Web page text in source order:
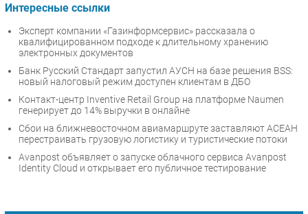
Интересные ссылки
Эксперт компании «Газинформсервис» рассказала о
квалифицированном подходе к длительному хранению
электронных документов
Банк Русский Стандарт запустил АУСН на базе решения BSS:
новый налоговый режим доступен клиентам в ДБО
Контакт-центр Inventive Retail Group на платформе Naumen
генерирует до 14% выручки в онлайне
Сбои на ближневосточном авиамаршруте заставляют АСЕАН
перестраивать грузовую логистику и туристические потоки
Avanpost объявляет о запуске облачного сервиса Avanpost
Identity Cloud и открывает его публичное тестирование